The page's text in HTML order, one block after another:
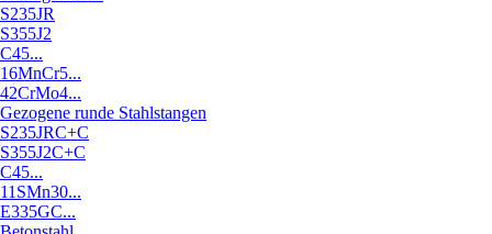
S235JR
S355J2
C45...
16MnCr5...
42CrMo4...
Gezogene runde Stahlstangen
S235JRC+C
S355J2C+C
C45...
11SMn30...
E335GC...